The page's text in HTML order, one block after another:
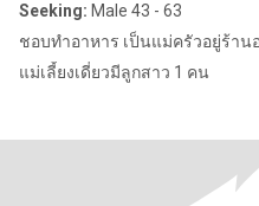
Seeking: Male 43 - 63
ชอบทำอาหาร เป็นแม่ครัวอยู่ร้าน
แม่เลี้ยงเดี่ยวมีลูกสาว 1 คน